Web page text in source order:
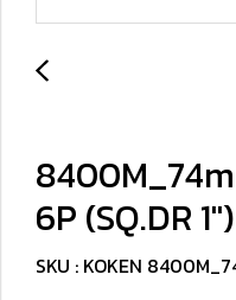
6P (SQ.DR
SKU : KOKEN